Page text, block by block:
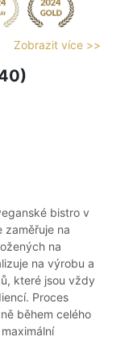
Zobrazit více >>
bistro v
zaměřuje na
na
na výrobu a
které jsou vždy
Proces
během celého